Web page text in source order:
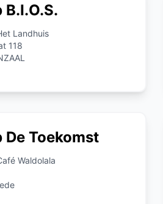
Landhuis
118
Toekomst
Waldolala